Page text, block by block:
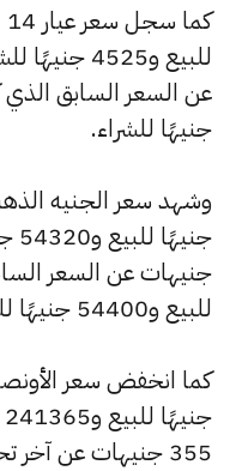
جنيهًا للشراء.
للبيع و54400 جنيهًا للشراء.
355 جنيهات عن آخر تحديث في مصر 365.